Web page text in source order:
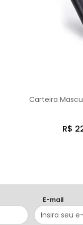
Carteira
R$
E-mail